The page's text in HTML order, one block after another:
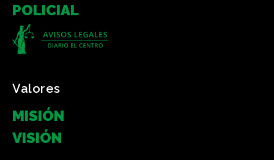
POLICIAL
Valores
MISIÓN
VISIÓN